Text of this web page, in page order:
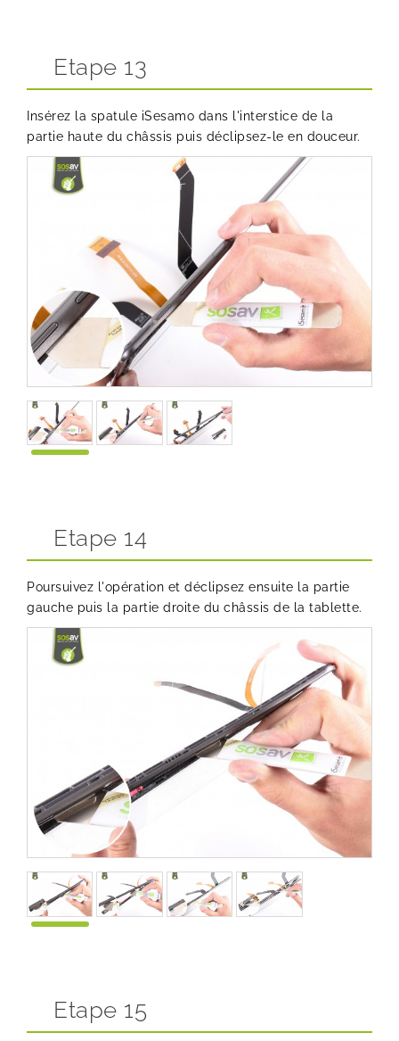
Etape 13
Insérez la spatule iSesamo dans l'interstice de la
partie haute du châssis puis déclipsez-le en douceur.
Etape 14
Poursuivez l'opération et déclipsez ensuite la partie
gauche puis la partie droite du châssis de la tablette.
Etape 15